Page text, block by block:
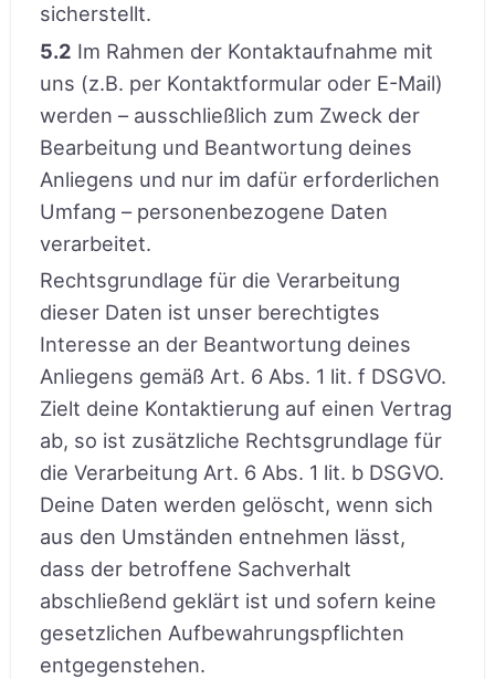
sicherstellt.
5.2 Im Rahmen der Kontaktaufnahme mit
uns (z.B. per Kontaktformular oder E-Mail)
werden – ausschließlich zum Zweck der
Bearbeitung und Beantwortung deines
Anliegens und nur im dafür erforderlichen
Umfang – personenbezogene Daten
verarbeitet.
Rechtsgrundlage für die Verarbeitung
dieser Daten ist unser berechtigtes
Interesse an der Beantwortung deines
Anliegens gemäß Art. 6 Abs. 1 lit. f DSGVO.
Zielt deine Kontaktierung auf einen Vertrag
ab, so ist zusätzliche Rechtsgrundlage für
die Verarbeitung Art. 6 Abs. 1 lit. b DSGVO.
Deine Daten werden gelöscht, wenn sich
aus den Umständen entnehmen lässt,
dass der betroffene Sachverhalt
abschließend geklärt ist und sofern keine
gesetzlichen Aufbewahrungspflichten
entgegenstehen.